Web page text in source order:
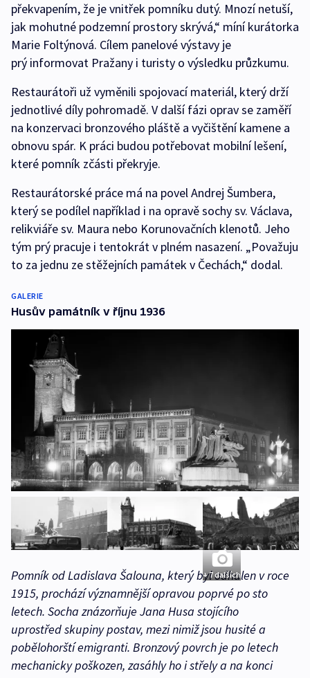
překvapením, že je vnitřek pomníku dutý. Mnozí netuší,
jak mohutné podzemní prostory skrývá,“ míní kurátorka
Marie Foltýnová. Cílem panelové výstavy je
prý informovat Pražany i turisty o výsledku průzkumu.
Restaurátoři už vyměnili spojovací materiál, který drží
jednotlivé díly pohromadě. V další fázi oprav se zaměří
na konzervaci bronzového pláště a vyčištění kamene a
obnovu spár. K práci budou potřebovat mobilní lešení,
které pomník zčásti překryje.
Restaurátorské práce má na povel Andrej Šumbera,
který se podílel například i na opravě sochy sv. Václava,
relikviáře sv. Maura nebo Korunovačních klenotů. Jeho
tým prý pracuje i tentokrát v plném nasazení. „Považuju
to za jednu ze stěžejních památek v Čechách,“ dodal.
GALERIE
Husův památník v říjnu 1936
+ 7 dalších
Pomník od Ladislava Šalouna, který byl odhalen v roce
1915, prochází významnější opravou poprvé po sto
letech. Socha znázorňuje Jana Husa stojícího
uprostřed skupiny postav, mezi nimiž jsou husité a
pobělohorští emigranti. Bronzový povrch je po letech
mechanicky poškozen, zasáhly ho i střely a na konci